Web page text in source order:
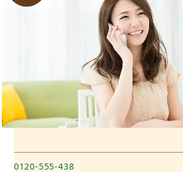
0120-555-438